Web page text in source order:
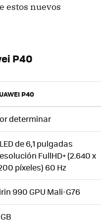
estos nuevos
P40
P40
determinar
de 6,1 pulgadas
FullHD+ (2.640 x
píxeles) 60 Hz
990 GPU Mali-G76